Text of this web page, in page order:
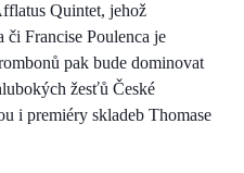
Quintet, jehož
či Francise Poulenca je
pak bude dominovat
žesťů České
i premiéry skladeb Thomase